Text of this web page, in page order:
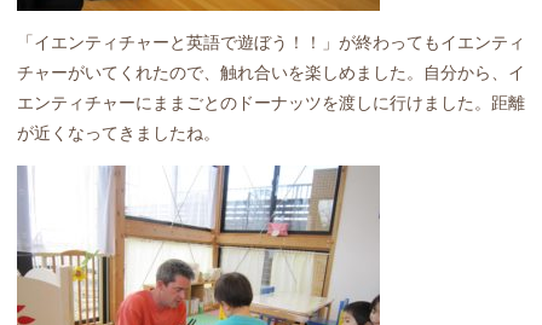
「イエンティチャーと英語で遊ぼう！！」が終わってもイエンティ
チャーがいてくれたので、触れ合いを楽しめました。自分から、イ
エンティチャーにままごとのドーナッツを渡しに行けました。距離
が近くなってきましたね。